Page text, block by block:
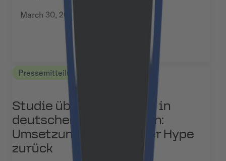
March 30, 2026
Pressemitteilungen
Studie über KI-Agenten in
deutschen Unternehmen:
Umsetzung bleibt hinter Hype
zurück